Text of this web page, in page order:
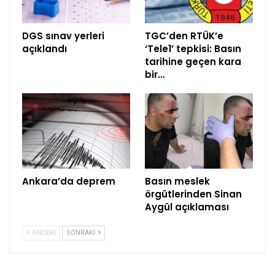
DGS sınav yerleri
açıklandı
TGC’den RTÜK’e
‘Tele1’ tepkisi: Basın
tarihine geçen kara
bir…
Ankara’da deprem
Basın meslek
örgütlerinden Sinan
Aygül açıklaması
ÖNCEKI SONRAKI